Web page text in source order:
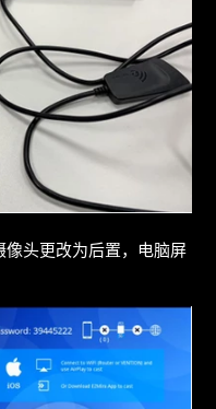
头更改为后置，电脑屏